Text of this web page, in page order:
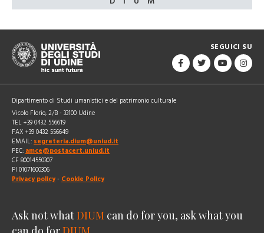
SEGUICI SU
Dipartimento di Studi umanistici e del patrimonio culturale
Vicolo Florio, 2/B - 33100 Udine
TEL +39 0432 556619
FAX +39 0432 556649
EMAIL: segreteria.dium@uniud.it
PEC: amce@postacert.uniud.it
CF 80014550307
PI 01071600306
Privacy policy - Cookie Policy
Ask not whatDIUM can do for you, ask what you